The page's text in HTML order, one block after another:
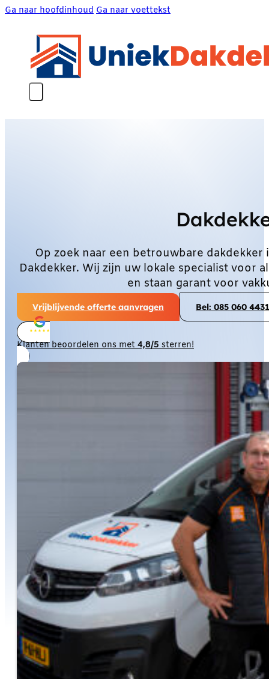
Ga naar hoofdinhoud Ga naar voettekst
Op zoek naar een betrouwbare
Dakdekker. Wij zijn uw lokale specialist voor
en staan garant voor
Vrijblijvende offerte aanvragen Bel: 085 060 4431
Klanten beoordelen ons met4,8/5sterren!